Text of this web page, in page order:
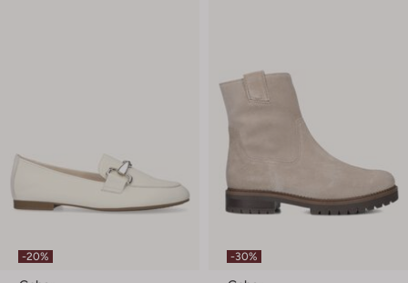
-20% -30%